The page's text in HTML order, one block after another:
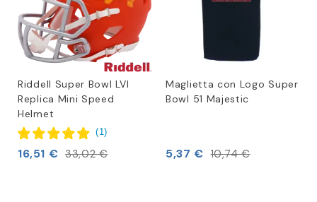
Riddell Super Bowl LVI
Replica Mini Speed
Helmet
(1)
16,51 € 33,02 €
Maglietta con Logo Super
Bowl 51 Majestic
5,37 € 10,74 €